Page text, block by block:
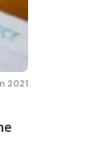
2021